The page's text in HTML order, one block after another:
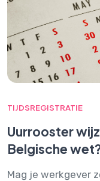
TIJDSREGISTRATIE
Uurrooster
Belgische
Mag je werkgever